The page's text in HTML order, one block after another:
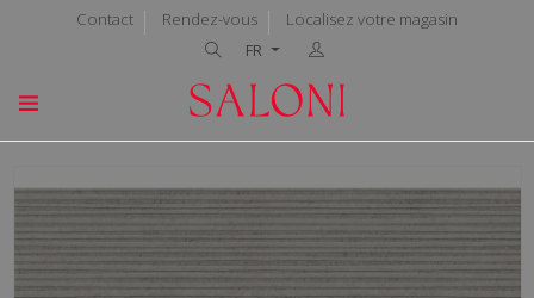
Contact Rendez-vous
Localisez votre magasin
FR